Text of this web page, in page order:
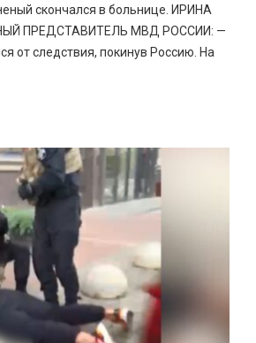
скончался в больнице. ИРИНА
ПРЕДСТАВИТЕЛЬ МВД РОССИИ: —
от следствия, покинув Россию. На